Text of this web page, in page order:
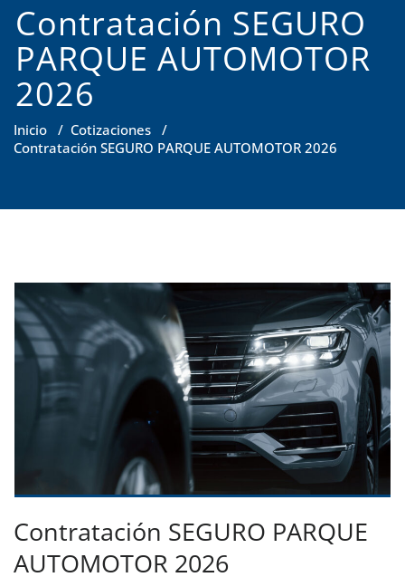
Contratación SEGURO
PARQUE AUTOMOTOR
2026
Inicio / Cotizaciones /
Contratación SEGURO PARQUE AUTOMOTOR 2026
Contratación SEGURO PARQUE
AUTOMOTOR 2026